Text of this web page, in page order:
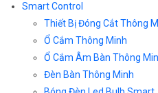
Smart Control
Thiết Bị Đóng Cắt Thông
Ổ Cắm Thông Minh
Ổ Cắm Âm Bàn Thông
Đèn Bàn Thông Minh